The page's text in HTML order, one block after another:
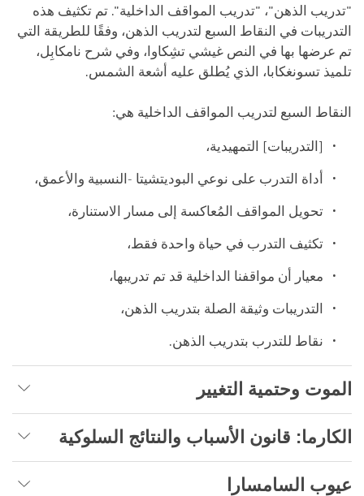
"تدريب الذهن"، "تدريب المواقف الداخلية". تم تكثيف هذه
التدريبات في النقاط السبع لتدريب الذهن، وفقًا للطريقة التي
تم عرضها بها في النص غيشي تشِكاوا، وفي شرح نامكابِل،
تلميذ تسونغكابا، الذي يُطلق عليه أشعة الشمس.
النقاط السبع لتدريب المواقف الداخلية هي:
[التدريبات] التمهيدية،
أداة التدرب على نوعي البوديتشيتا -النسبية والأعمق،
تحويل المواقف المُعاكسة إلى مسار الاستنارة،
تكثيف التدرب في حياة واحدة فقط،
معيار أن مواقفنا الداخلية قد تم تدريبها،
التدريبات وثيقة الصلة بتدريب الذهن،
نقاط للتدرب بتدريب الذهن.
الموت وحتمية التغيير
الكارما: قانون الأسباب والنتائج السلوكية
عيوب السامسارا